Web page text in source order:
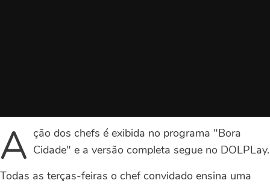
Ação dos chefs é exibida no programa "Bora
Cidade" e a versão completa segue no DOLPLay.
Todas as terças-feiras o chef convidado ensina uma